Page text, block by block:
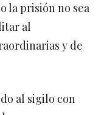
la prisión no sea
al
y de
al sigilo con